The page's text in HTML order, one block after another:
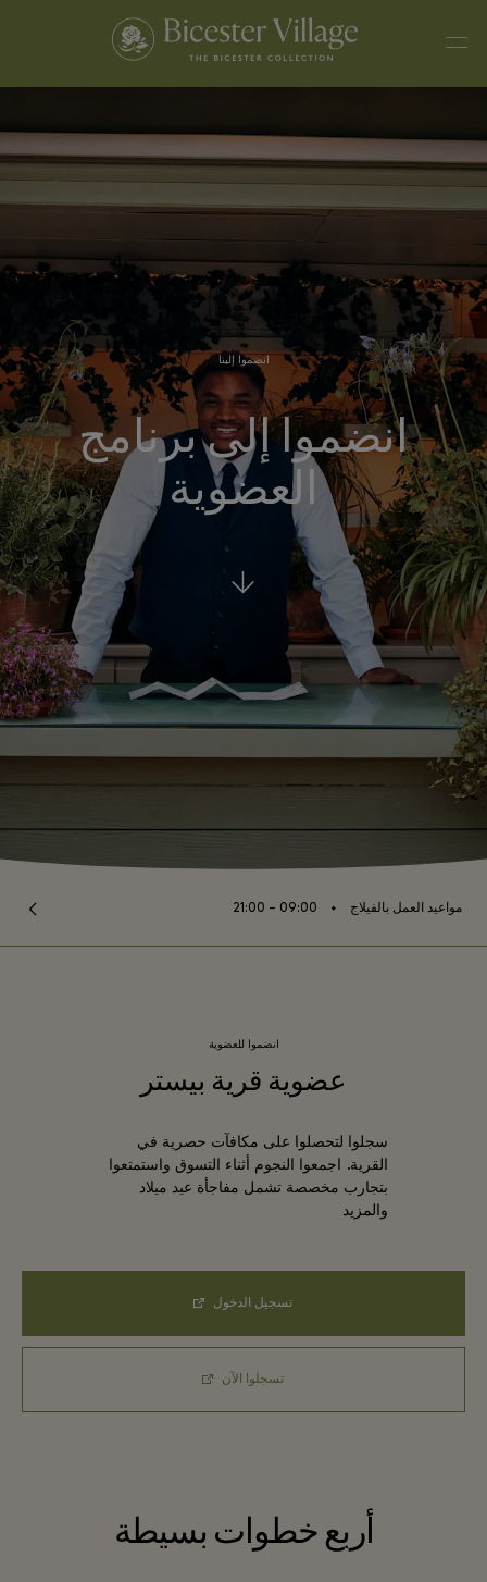
انضموا إلينا
انضموا إلى برنامج
العضوية
مواعيد العمل بالفيلاج ⬩
09:00 – 21:00
انضموا للعضوية
عضوية قرية بيستر
سجلوا لتحصلوا على مكافآت حصرية في
القرية. اجمعوا النجوم أثناء التسوق واستمتعوا
بتجارب مخصصة تشمل مفاجأة عيد ميلاد
والمزيد
تسجيل الدخول
تسجلوا الآن
أربع خطوات بسيطة